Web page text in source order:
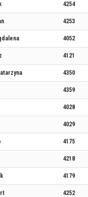
4254
4253
4052
4121
4350
4359
4028
4029
4175
4218
4179
4252